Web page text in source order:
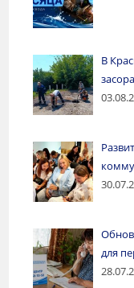
В
для